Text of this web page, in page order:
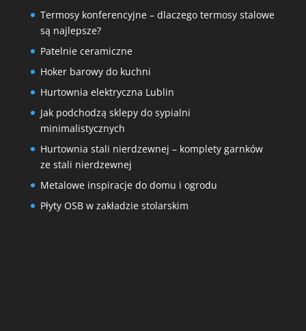
Termosy konferencyjne – dlaczego termosy stalowe
są najlepsze?
Patelnie ceramiczne
Hoker barowy do kuchni
Hurtownia elektryczna Lublin
Jak podchodzą sklepy do sypialni
minimalistycznych
Hurtownia stali nierdzewnej – komplety garnków
ze stali nierdzewnej
Metalowe inspiracje do domu i ogrodu
Płyty OSB w zakładzie stolarskim